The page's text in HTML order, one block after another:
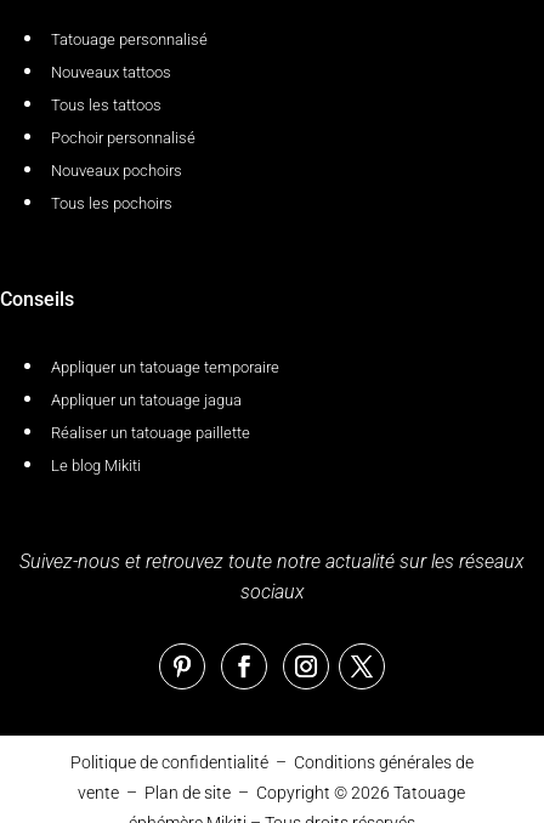
Tatouage personnalisé
Nouveaux tattoos
Tous les tattoos
Pochoir personnalisé
Nouveaux pochoirs
Tous les pochoirs
Conseils
Appliquer un tatouage temporaire
Appliquer un tatouage jagua
Réaliser un tatouage paillette
Le blog Mikiti
Suivez-nous et retrouvez toute notre actualité sur les réseaux
sociaux
Politique de confidentialité– Conditions générales de
vente – Plan de site – Copyright © 2026Tatouage